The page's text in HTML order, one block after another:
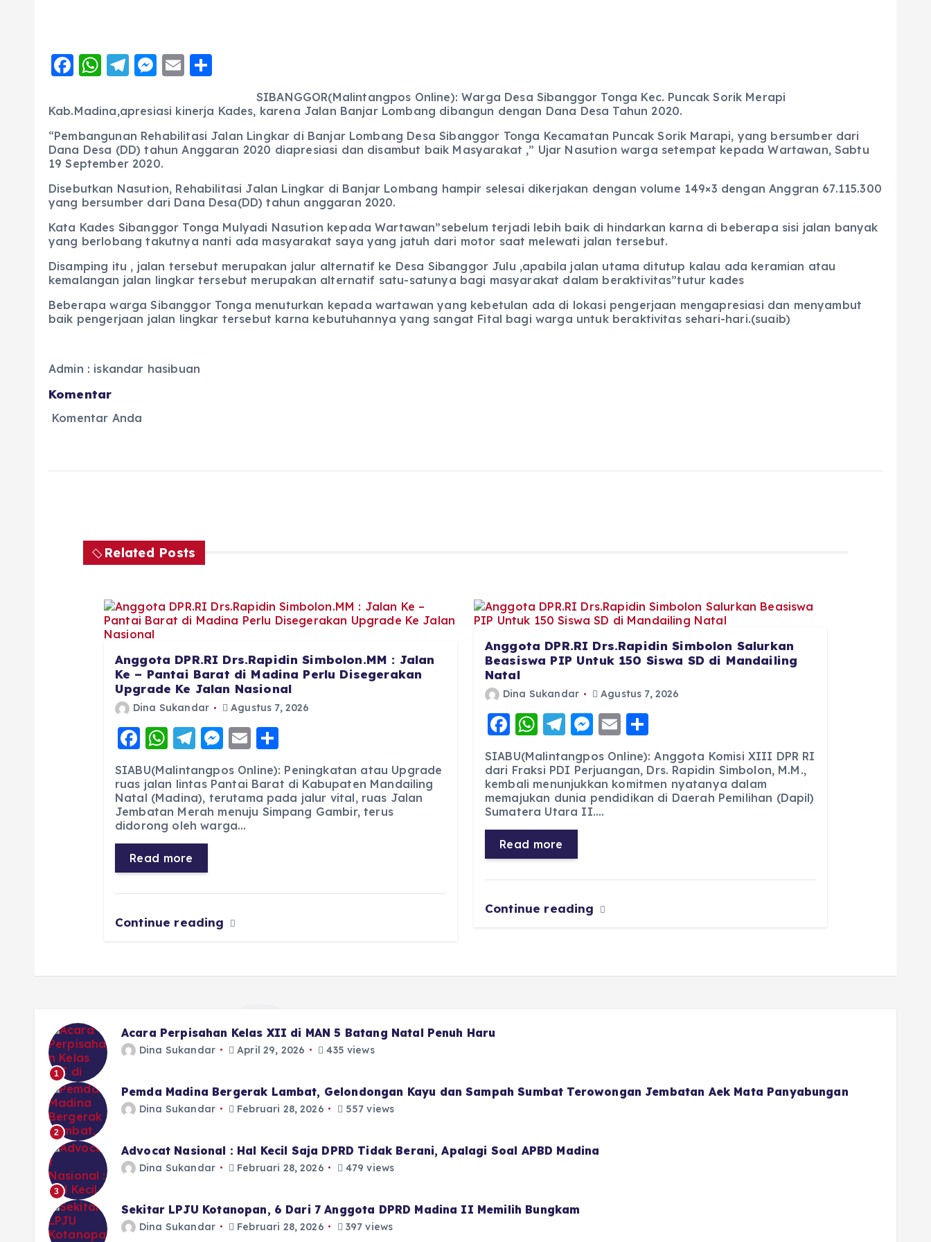
F
c
e
b
o
o
k
W
a
ts
A
p
p
T
e
g
r
a
m
M
ss
e
n
g
er
E
ai
l
a
re
SIBANGGOR(Malintangpos Online): Warga Desa Sibanggor Tonga Kec. Puncak Sorik Merapi
Kab.Madina,apresiasi kinerja Kades, karena Jalan Banjar Lombang dibangun dengan Dana Desa Tahun 2020.
“Pembangunan Rehabilitasi Jalan Lingkar di Banjar Lombang Desa Sibanggor Tonga Kecamatan Puncak Sorik Marapi, yang bersumber dari
Dana Desa (DD) tahun Anggaran 2020 diapresiasi dan disambut baik Masyarakat ,” Ujar Nasution warga setempat kepada Wartawan, Sabtu
19 September 2020.
Disebutkan Nasution, Rehabilitasi Jalan Lingkar di Banjar Lombang hampir selesai dikerjakan dengan volume 149×3 dengan Anggran 67.115.300
yang bersumber dari Dana Desa(DD) tahun anggaran 2020.
Kata Kades Sibanggor Tonga Mulyadi Nasution kepada Wartawan”sebelum terjadi lebih baik di hindarkan karna di beberapa sisi jalan banyak
yang berlobang takutnya nanti ada masyarakat saya yang jatuh dari motor saat melewati jalan tersebut.
Disamping itu , jalan tersebut merupakan jalur alternatif ke Desa Sibanggor Julu ,apabila jalan utama ditutup kalau ada keramian atau
kemalangan jalan lingkar tersebut merupakan alternatif satu-satunya bagi masyarakat dalam beraktivitas”tutur kades
Beberapa warga Sibanggor Tonga menuturkan kepada wartawan yang kebetulan ada di lokasi pengerjaan mengapresiasi dan menyambut
baik pengerjaan jalan lingkar tersebut karna kebutuhannya yang sangat Fital bagi warga untuk beraktivitas sehari-hari.(suaib)
Admin : iskandar hasibuan
Komentar
Komentar Anda
Related Posts
Anggota DPR.RI Drs.Rapidin Simbolon.MM : Jalan
Ke – Pantai Barat di Madina Perlu Disegerakan
Upgrade Ke Jalan Nasional
Dina Sukandar Agustus 7, 2026
F
a
c
e
b
o
o
k
W
h
a
ts
A
p
p
T
e
g
r
a
m
M
ss
e
n
E
m
ai
l
h
a
re
SIABU(Malintangpos Online): Peningkatan atau Upgrade
ruas jalan lintas Pantai Barat di Kabupaten Mandailing
Natal (Madina), terutama pada jalur vital, ruas Jalan
Jembatan Merah menuju Simpang Gambir, terus
didorong oleh warga…
Read more
Continue reading
Anggota DPR.RI Drs.Rapidin Simbolon Salurkan
Beasiswa PIP Untuk 150 Siswa SD di Mandailing
Natal
Dina Sukandar Agustus 7, 2026
F
a
c
e
b
o
o
k
W
h
a
ts
A
p
p
T
e
g
r
a
m
M
ss
e
n
E
m
ai
l
h
a
re
SIABU(Malintangpos Online): Anggota Komisi XIII DPR RI
dari Fraksi PDI Perjuangan, Drs. Rapidin Simbolon, M.M.,
kembali menunjukkan komitmen nyatanya dalam
memajukan dunia pendidikan di Daerah Pemilihan (Dapil)
Sumatera Utara II.…
Read more
Continue reading
1
Acara Perpisahan Kelas XII di MAN 5 Batang Natal Penuh Haru
Dina Sukandar April 29, 2026 435 views
2
Pemda Madina Bergerak Lambat, Gelondongan Kayu dan Sampah Sumbat Terowongan Jembatan Aek Mata Panyabungan
Dina Sukandar Februari 28, 2026 557 views
3
Advocat Nasional : Hal Kecil Saja DPRD Tidak Berani, Apalagi Soal APBD Madina
Dina Sukandar Februari 28, 2026 479 views
Sekitar LPJU Kotanopan, 6 Dari 7 Anggota DPRD Madina II Memilih Bungkam
Dina Sukandar Februari 28, 2026 397 views